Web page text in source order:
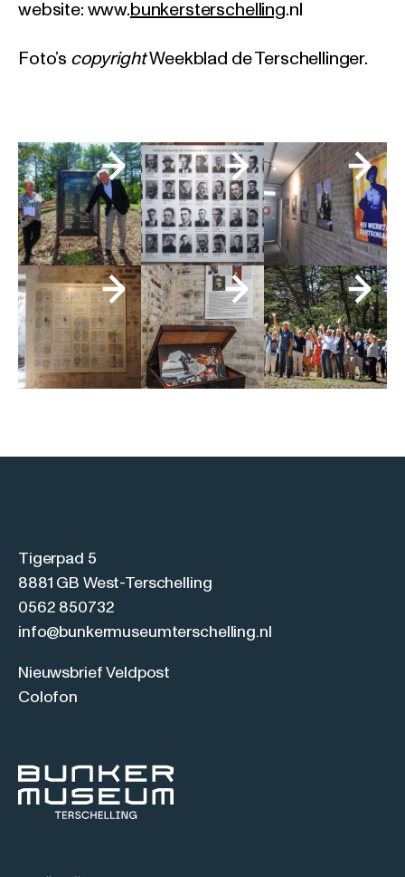
website: www. bunkersterschelling.nl
Foto’s copyrightWeekblad de Terschellinger.
Tigerpad 5
8881 GB West-Terschelling
0562 850732
info@bunkermuseumterschelling.nl
Nieuwsbrief Veldpost
Colofon